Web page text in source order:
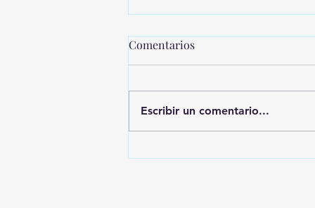
Comentarios
Escribir un comentario...